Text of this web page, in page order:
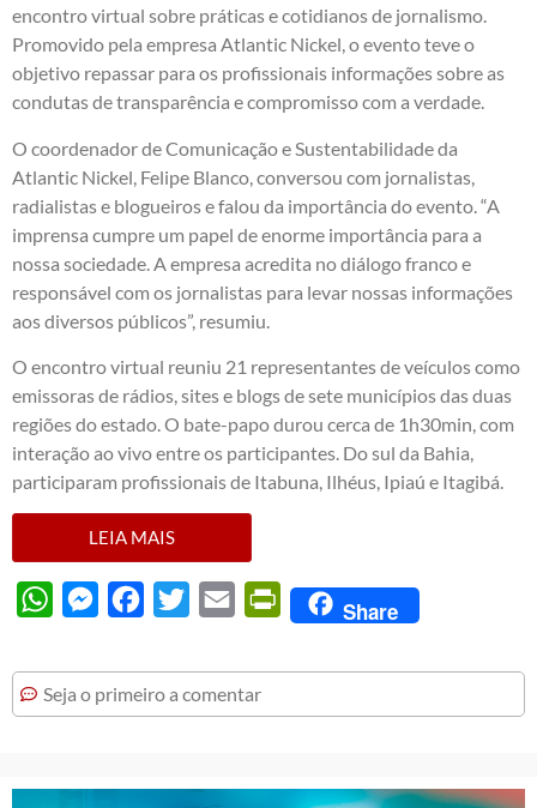
encontro virtual sobre práticas e cotidianos de jornalismo.
Promovido pela empresa Atlantic Nickel, o evento teve o
objetivo repassar para os profissionais informações sobre as
condutas de transparência e compromisso com a verdade.
O coordenador de Comunicação e Sustentabilidade da
Atlantic Nickel, Felipe Blanco, conversou com jornalistas,
radialistas e blogueiros e falou da importância do evento. “A
imprensa cumpre um papel de enorme importância para a
nossa sociedade. A empresa acredita no diálogo franco e
responsável com os jornalistas para levar nossas informações
aos diversos públicos”, resumiu.
O encontro virtual reuniu 21 representantes de veículos como
emissoras de rádios, sites e blogs de sete municípios das duas
regiões do estado. O bate-papo durou cerca de 1h30min, com
interação ao vivo entre os participantes. Do sul da Bahia,
participaram profissionais de Itabuna, Ilhéus, Ipiaú e Itagibá.
LEIA MAIS
WhatsAppMessengerFacebook
Twitter Email PrintFriendly
Share
Seja o primeiro a comentar